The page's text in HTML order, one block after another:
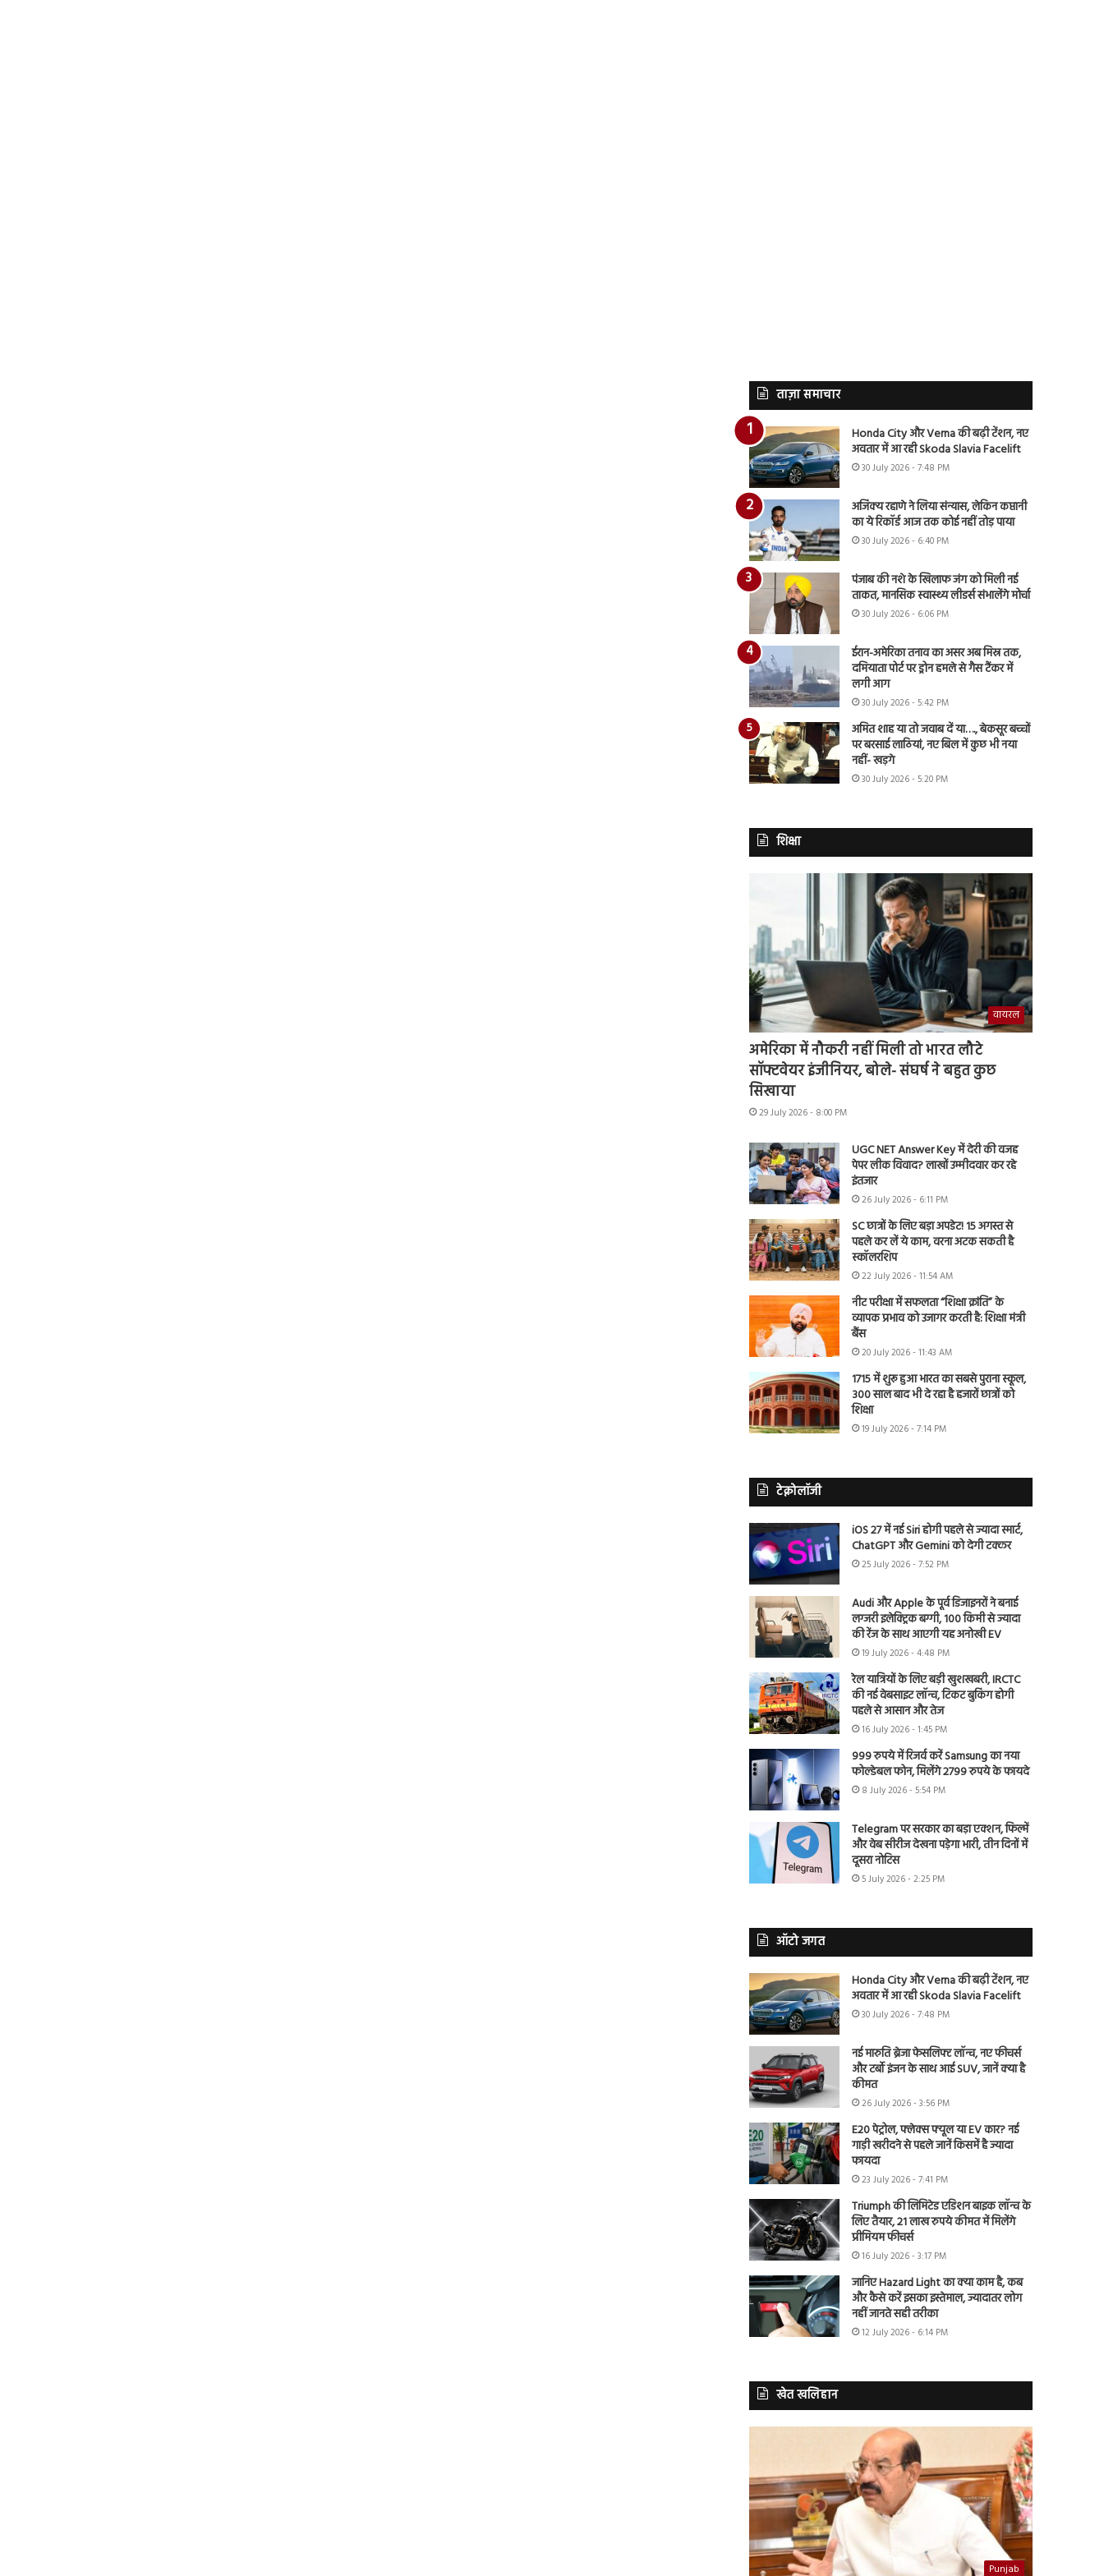
ताज़ा समाचार
Honda City और Verna की बढ़ी टेंशन, नए
अवतार में आ रही Skoda Slavia Facelift
30 July 2026 - 7:48 PM
अजिंक्य रहाणे ने लिया संन्यास, लेकिन कप्तानी
का ये रिकॉर्ड आज तक कोई नहीं तोड़ पाया
30 July 2026 - 6:40 PM
पंजाब की नशे के खिलाफ जंग को मिली नई
ताकत, मानसिक स्वास्थ्य लीडर्स संभालेंगे मोर्चा
30 July 2026 - 6:06 PM
ईरान-अमेरिका तनाव का असर अब मिस्र तक,
दमियाता पोर्ट पर ड्रोन हमले से गैस टैंकर में
लगी आग
30 July 2026 - 5:42 PM
अमित शाह या तो जवाब दें या…., बेकसूर बच्चों
पर बरसाई लाठियां, नए बिल में कुछ भी नया
नहीं- खड़गे
30 July 2026 - 5:20 PM
शिक्षा
वायरल
अमेरिका में नौकरी नहीं मिली तो भारत लौटे
सॉफ्टवेयर इंजीनियर, बोले- संघर्ष ने बहुत कुछ
सिखाया
29 July 2026 - 8:00 PM
UGC NET Answer Key में देरी की वजह
पेपर लीक विवाद? लाखों उम्मीदवार कर रहे
इंतजार
26 July 2026 - 6:11 PM
SC छात्रों के लिए बड़ा अपडेट! 15 अगस्त से
पहले कर लें ये काम, वरना अटक सकती है
स्कॉलरशिप
22 July 2026 - 11:54 AM
नीट परीक्षा में सफलता “शिक्षा क्रांति” के
व्यापक प्रभाव को उजागर करती है: शिक्षा मंत्री
बैंस
20 July 2026 - 11:43 AM
1715 में शुरू हुआ भारत का सबसे पुराना स्कूल,
300 साल बाद भी दे रहा है हजारों छात्रों को
शिक्षा
19 July 2026 - 7:14 PM
टेक्नोलॉजी
iOS 27 में नई Siri होगी पहले से ज्यादा स्मार्ट,
ChatGPT और Gemini को देगी टक्कर
25 July 2026 - 7:52 PM
Audi और Apple के पूर्व डिजाइनरों ने बनाई
लग्जरी इलेक्ट्रिक बग्गी, 100 किमी से ज्यादा
की रेंज के साथ आएगी यह अनोखी EV
19 July 2026 - 4:48 PM
रेल यात्रियों के लिए बड़ी खुशखबरी, IRCTC
की नई वेबसाइट लॉन्च, टिकट बुकिंग होगी
पहले से आसान और तेज
16 July 2026 - 1:45 PM
999 रुपये में रिजर्व करें Samsung का नया
फोल्डेबल फोन, मिलेंगे 2799 रुपये के फायदे
8 July 2026 - 5:54 PM
Telegram पर सरकार का बड़ा एक्शन, फिल्में
और वेब सीरीज देखना पड़ेगा भारी, तीन दिनों में
दूसरा नोटिस
5 July 2026 - 2:25 PM
ऑटो जगत
Honda City और Verna की बढ़ी टेंशन, नए
अवतार में आ रही Skoda Slavia Facelift
30 July 2026 - 7:48 PM
नई मारुति ब्रेजा फेसलिफ्ट लॉन्च, नए फीचर्स
और टर्बो इंजन के साथ आई SUV, जानें क्या है
कीमत
26 July 2026 - 3:56 PM
E20 पेट्रोल, फ्लेक्स फ्यूल या EV कार? नई
गाड़ी खरीदने से पहले जानें किसमें है ज्यादा
फायदा
23 July 2026 - 7:41 PM
Triumph की लिमिटेड एडिशन बाइक लॉन्च के
लिए तैयार, 21 लाख रुपये कीमत में मिलेंगे
प्रीमियम फीचर्स
16 July 2026 - 3:17 PM
जानिए Hazard Light का क्या काम है, कब
और कैसे करें इसका इस्तेमाल, ज्यादातर लोग
नहीं जानते सही तरीका
12 July 2026 - 6:14 PM
खेत खलिहान
Punjab